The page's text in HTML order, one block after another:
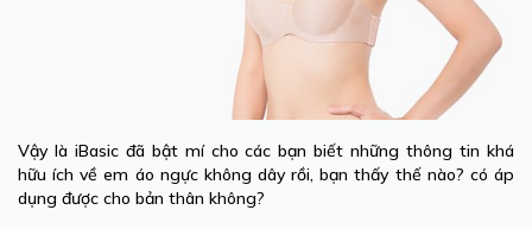
Vậy là iBasic đã bật mí cho các bạn biết những thông tin khá
hữu ích về em áo ngực không dây rồi, bạn thấy thế nào? có áp
dụng được cho bản thân không?